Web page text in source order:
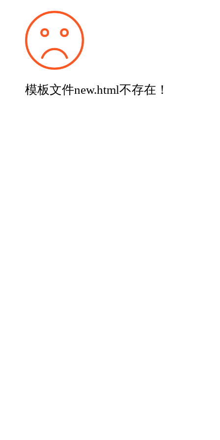
模板文件new.html不存在！